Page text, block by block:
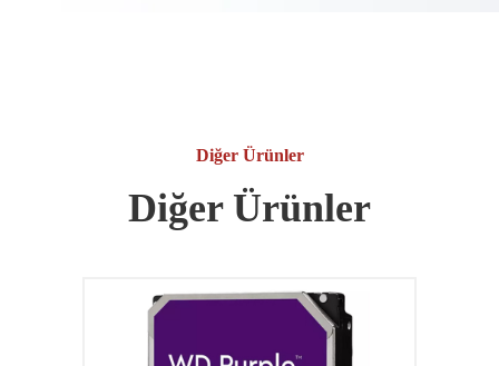
Diğer Ürünler
Diğer Ürünler